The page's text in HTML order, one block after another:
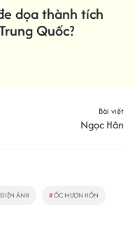
dọa thành tích
Quốc?
Bài viết
Ngọc Hân
ẢNH #ỐC MƯỢN HỒN